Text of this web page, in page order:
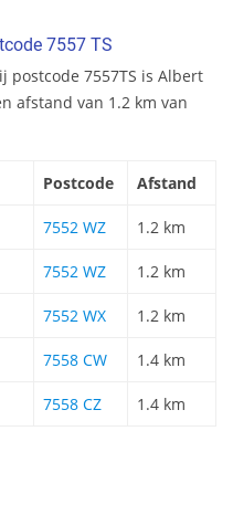
7557 TS
7557TS is Albert
afstand van 1.2 km van
Postcode Afstand
7552 WZ 1.2 km
7552 WZ 1.2 km
7552 WX 1.2 km
7558 CW 1.4 km
7558 CZ 1.4 km